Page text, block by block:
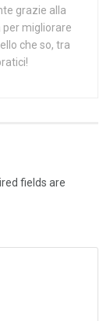
grazie alla
migliorare
che so, tra
fields are